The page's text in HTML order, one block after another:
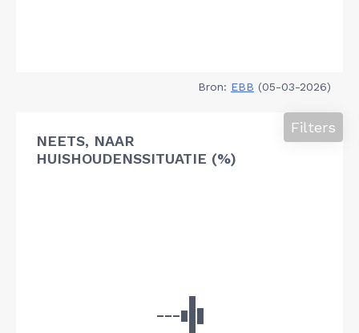
Bron: EBB (05-03-2026)
NEETS, NAAR
HUISHOUDENSSITUATIE (%)
Filters